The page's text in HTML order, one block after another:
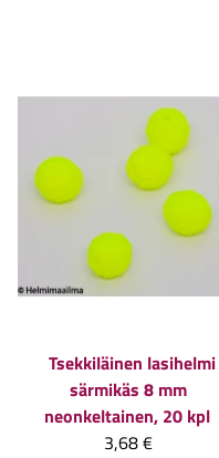
Tsekkiläinen lasihelmi
särmikäs 8 mm
neonkeltainen, 20 kpl
3,68 €